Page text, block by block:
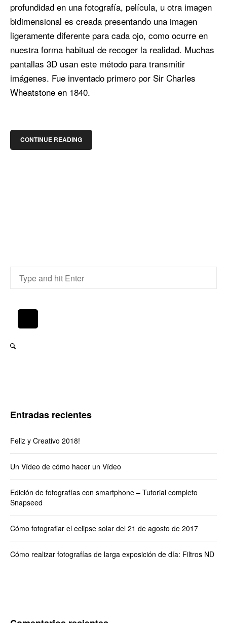
profundidad en una fotografía, película, u otra imagen
bidimensional es creada presentando una imagen
ligeramente diferente para cada ojo, como ocurre en
nuestra forma habitual de recoger la realidad. Muchas
pantallas 3D usan este método para transmitir
imágenes. Fue inventado primero por Sir Charles
Wheatstone en 1840.
CONTINUE READING
Entradas recientes
Feliz y Creativo 2018!
Un Vídeo de cómo hacer un Vídeo
Edición de fotografías con smartphone – Tutorial completo
Snapseed
Cómo fotografiar el eclipse solar del 21 de agosto de 2017
Cómo realizar fotografías de larga exposición de día: Filtros ND